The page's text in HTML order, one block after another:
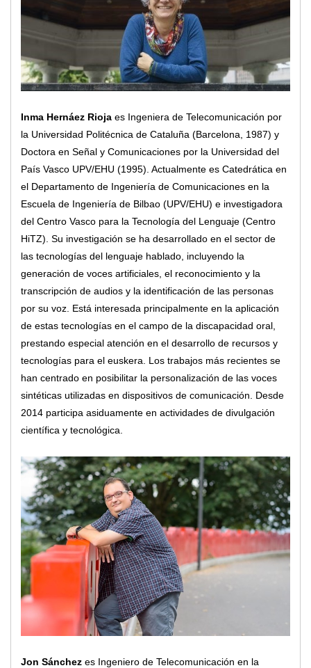
Inma Hernáez Rioja es Ingeniera de Telecomunicación por
la Universidad Politécnica de Cataluña (Barcelona, 1987) y
Doctora en Señal y Comunicaciones por la Universidad del
País Vasco UPV/EHU (1995). Actualmente es Catedrática en
el Departamento de Ingeniería de Comunicaciones en la
Escuela de Ingeniería de Bilbao (UPV/EHU) e investigadora
del Centro Vasco para la Tecnología del Lenguaje (Centro
HiTZ). Su investigación se ha desarrollado en el sector de
las tecnologías del lenguaje hablado, incluyendo la
generación de voces artificiales, el reconocimiento y la
transcripción de audios y la identificación de las personas
por su voz. Está interesada principalmente en la aplicación
de estas tecnologías en el campo de la discapacidad oral,
prestando especial atención en el desarrollo de recursos y
tecnologías para el euskera. Los trabajos más recientes se
han centrado en posibilitar la personalización de las voces
sintéticas utilizadas en dispositivos de comunicación. Desde
2014 participa asiduamente en actividades de divulgación
científica y tecnológica.
Jon Sánchez es Ingeniero de Telecomunicación en la